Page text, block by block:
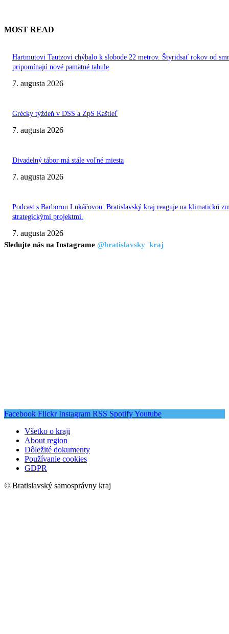
MOST READ
Hartmutovi Tautzovi chýbalo k slobode 22 metrov. Štyridsať rokov od
pripomínajú nové pamätné tabule
7. augusta 2026
Grécky týždeň v DSS a ZpS Kaštieľ
7. augusta 2026
Divadelný tábor má stále voľné miesta
7. augusta 2026
Podcast s Barborou Lukáčovou: Bratislavský kraj reaguje na klimatickú
strategickými projektmi.
7. augusta 2026
Sledujte nás na Instagrame @bratislavsky_kraj
Facebook Flickr Instagram RSS SpotifyYoutube
Všetko o kraji
About region
Dôležité dokumenty
Používanie cookies
GDPR
© Bratislavský samosprávny kraj